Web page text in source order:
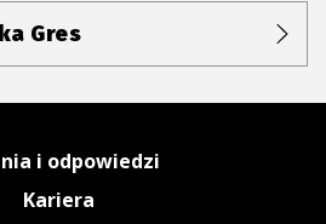
Gres
i odpowiedzi
Kariera